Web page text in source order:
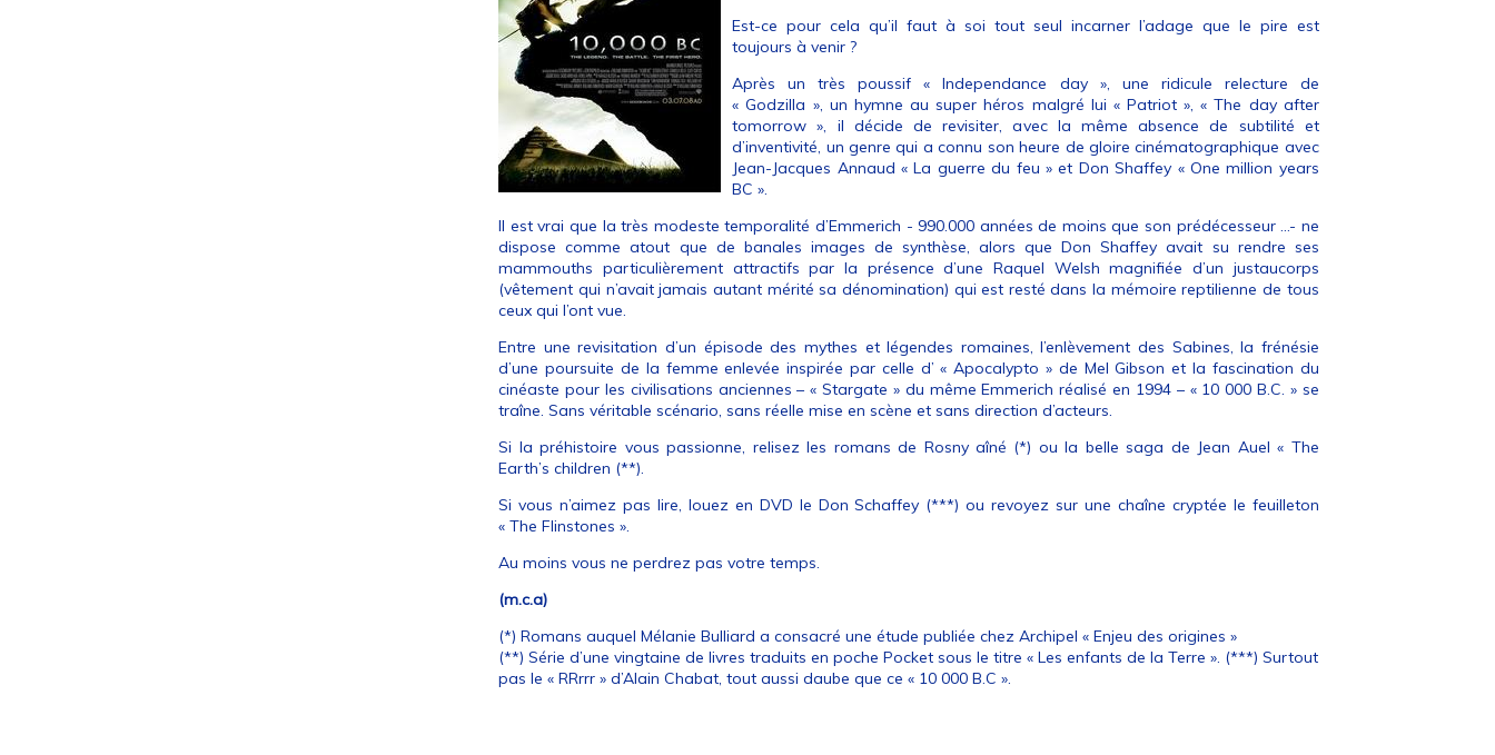
Est-ce pour cela qu’il faut à soi tout seul incarner l’adage que le pire est
toujours à venir ?
Après un très poussif « Independance day », une ridicule relecture de
« Godzilla », un hymne au super héros malgré lui « Patriot », « The day after
tomorrow », il décide de revisiter, avec la même absence de subtilité et
d’inventivité, un genre qui a connu son heure de gloire cinématographique avec
Jean-Jacques Annaud « La guerre du feu » et Don Shaffey « One million years
BC ».
Il est vrai que la très modeste temporalité d’Emmerich - 990.000 années de moins que son prédécesseur …- ne
dispose comme atout que de banales images de synthèse, alors que Don Shaffey avait su rendre ses
mammouths particulièrement attractifs par la présence d’une Raquel Welsh magnifiée d’un justaucorps
(vêtement qui n’avait jamais autant mérité sa dénomination) qui est resté dans la mémoire reptilienne de tous
ceux qui l’ont vue.
Entre une revisitation d’un épisode des mythes et légendes romaines, l’enlèvement des Sabines, la frénésie
d’une poursuite de la femme enlevée inspirée par celle d’ « Apocalypto » de Mel Gibson et la fascination du
cinéaste pour les civilisations anciennes – « Stargate » du même Emmerich réalisé en 1994 – « 10 000 B.C. » se
traîne. Sans véritable scénario, sans réelle mise en scène et sans direction d’acteurs.
Si la préhistoire vous passionne, relisez les romans de Rosny aîné (*) ou la belle saga de Jean Auel « The
Earth’s children (**).
Si vous n’aimez pas lire, louez en DVD le Don Schaffey (***) ou revoyez sur une chaîne cryptée le feuilleton
« The Flinstones ».
Au moins vous ne perdrez pas votre temps.
(m.c.a)
(*) Romans auquel Mélanie Bulliard a consacré une étude publiée chez Archipel « Enjeu des origines »
(**) Série d’une vingtaine de livres traduits en poche Pocket sous le titre « Les enfants de la Terre ». (***) Surtout
pas le « RRrrr » d’Alain Chabat, tout aussi daube que ce « 10 000 B.C ».